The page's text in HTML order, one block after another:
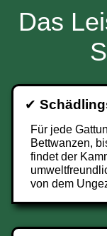
Das
✔
Für jede
Bettwanzen,
findet der
von dem